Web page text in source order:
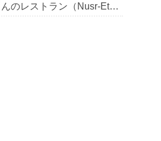
んのレストラン（Nusr-Et